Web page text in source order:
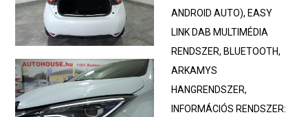
ANDROID AUTO), EASY
LINK DAB MULTIMÉDIA
RENDSZER, BLUETOOTH,
ARKAMYS
HANGRENDSZER,
INFORMÁCIÓS RENDSZER: